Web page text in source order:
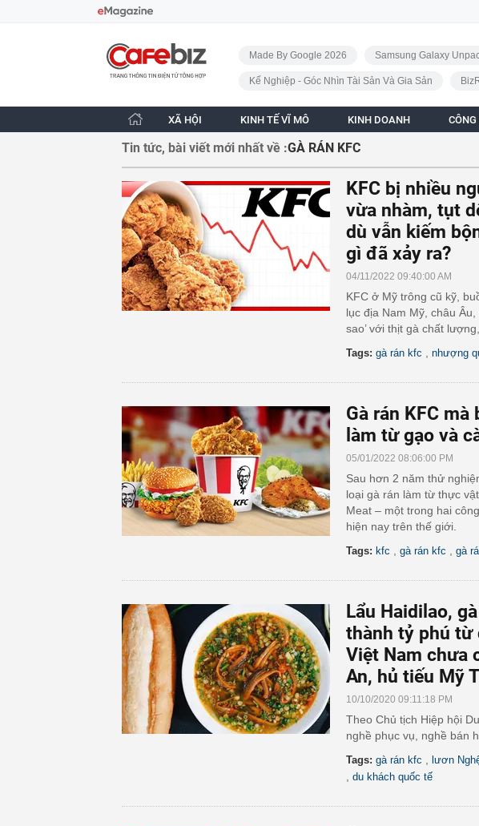
CafeBiz - Trang chủ
Made By Google 2026
Samsung Galaxy
Kế Nghiệp - Góc Nhìn Tài Sản Và Gia Sản
XÃ HỘI KINH TẾ VĨ MÔ KINH DOANH CÔNG
Tin tức, bài viết mới nhất về :GÀ RÁN KFC
KFC bị nhiều
vừa nhàm, tụt
dù vẫn kiếm
gì đã xảy ra?
04/11/2022 09:40:00 AM
KFC ở Mỹ trông cũ kỹ,
lục địa Nam Mỹ, châu
sao’ với thịt gà chất
Tags: gà rán kfc nhượng
Gà rán KFC
làm từ gạo và
05/01/2022 08:06:00 PM
Sau hơn 2 năm thử
loại gà rán làm từ thực
Meat – một trong hai
hiện nay trên thế giới.
Tags: kfc gà rán kfc gà
Lẩu Haidilao,
thành tỷ phú từ
Việt Nam chưa
An, hủ tiếu Mỹ
10/10/2020 09:11:18 PM
Theo Chủ tịch Hiệp hội
nghề phục vụ, nghề bán
Tags: gà rán kfc lươn
du khách quốc tế